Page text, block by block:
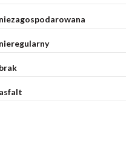
niezagospodarowana
nieregularny
brak
asfalt